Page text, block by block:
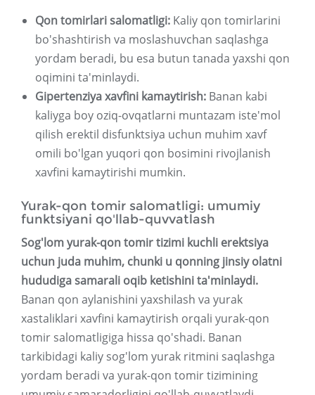
Qon tomirlari salomatligi: Kaliy qon tomirlarini
bo'shashtirish va moslashuvchan saqlashga
yordam beradi, bu esa butun tanada yaxshi qon
oqimini ta'minlaydi.
Gipertenziya xavfini kamaytirish: Banan kabi
kaliyga boy oziq-ovqatlarni muntazam iste'mol
qilish erektil disfunktsiya uchun muhim xavf
omili bo'lgan yuqori qon bosimini rivojlanish
xavfini kamaytirishi mumkin.
Yurak-qon tomir salomatligi: umumiy
funktsiyani qo'llab-quvvatlash
Sog'lom yurak-qon tomir tizimi kuchli erektsiya
uchun juda muhim, chunki u qonning jinsiy olatni
hududiga samarali oqib ketishini ta'minlaydi.
Banan qon aylanishini yaxshilash va yurak
xastaliklari xavfini kamaytirish orqali yurak-qon
tomir salomatligiga hissa qo'shadi. Banan
tarkibidagi kaliy sog'lom yurak ritmini saqlashga
yordam beradi va yurak-qon tomir tizimining